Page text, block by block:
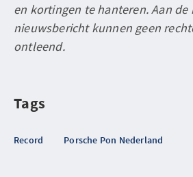
en kortingen te hanteren. Aan
nieuwsbericht kunnen geen
ontleend.
Tags
Record Porsche Pon Nederland